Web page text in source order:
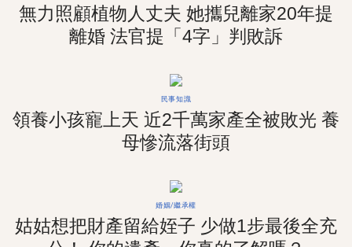
無力照顧植物人丈夫 她攜兒離家20年提
離婚 法官提「4字」判敗訴
民事知識
領養小孩寵上天 近2千萬家產全被敗光 養
母慘流落街頭
婚姻/繼承權
姑姑想把財產留給姪子 少做1步最後全充